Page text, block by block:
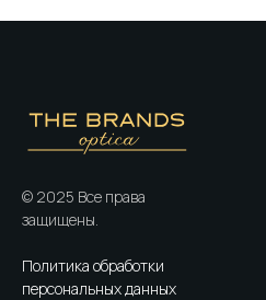
© 2025 Все права
защищены.
Политика обработки
персональных данных